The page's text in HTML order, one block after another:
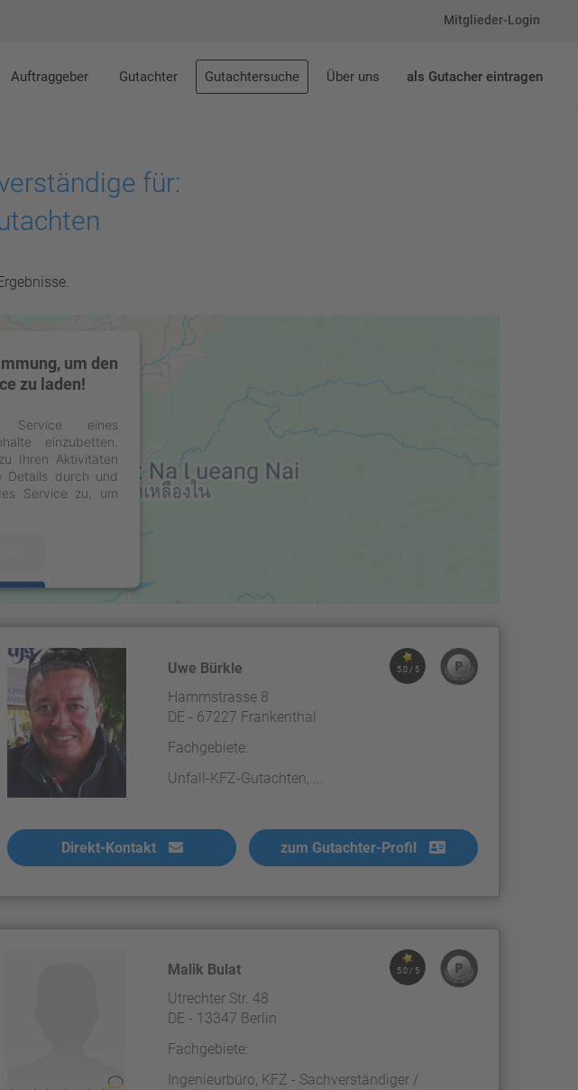
Mitglieder-Login
Auftraggeber Gutachter Gutachtersuche Über uns als Gutacher eintragen
für:
um den
zu laden!
Service eines
einzubetten.
Ihren Aktivitäten
Details durch und
Service zu, um
5.0 / 5
Uwe Bürkle
Hammstrasse 8
DE - 67227 Frankenthal
Fachgebiete:
Unfall-KFZ-Gutachten, ...
Direkt-Kontakt zum Gutachter-Profil
5.0 / 5
Malik Bulat
Utrechter Str. 48
DE - 13347 Berlin
Fachgebiete:
Ingenieurbüro, KFZ - Sachverständiger /